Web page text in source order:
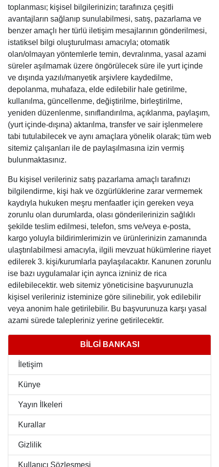
toplanması; kişisel bilgilerinizin; tarafınıza çeşitli
avantajların sağlanıp sunulabilmesi, satış, pazarlama ve
benzer amaçlı her türlü iletişim mesajlarının gönderilmesi,
istatiksel bilgi oluşturulması amacıyla; otomatik
olan/olmayan yöntemlerle temin, devralınma, yasal azami
süreler aşılmamak üzere öngörülecek süre ile yurt içinde
ve dışında yazılı/manyetik arşivlere kaydedilme,
depolanma, muhafaza, elde edilebilir hale getirilme,
kullanılma, güncellenme, değiştirilme, birleştirilme,
yeniden düzenlenme, sınıflandırılma, açıklanma, paylaşım,
(yurt içinde-dışına) aktarılma, transfer ve sair işlenmelere
tabi tutulabilecek ve aynı amaçlara yönelik olarak; tüm web
sitemiz çalışanları ile de paylaşılmasına izin vermiş
bulunmaktasınız.
Bu kişisel verileriniz satış pazarlama amaçlı tarafınızı
bilgilendirme, kişi hak ve özgürlüklerine zarar vermemek
kaydıyla hukuken meşru menfaatler için gereken veya
zorunlu olan durumlarda, olası gönderilerinizin sağlıklı
şekilde teslim edilmesi, telefon, sms ve/veya e-posta,
kargo yoluyla bildirimlerimizin ve ürünlerinizin zamanında
ulaştırılabilmesi amacıyla, ilgili mevzuat hükümlerine riayet
edilerek 3. kişi/kurumlarla paylaşılacaktır. Kanunen zorunlu
ise bazı uygulamalar için ayrıca izniniz de rica
edilebilecektir. web sitemiz yöneticisine başvurunuzla
kişisel verileriniz isteminize göre silinebilir, yok edilebilir
veya anonim hale getirilebilir. Bu başvurunuza karşı yasal
azami sürede talepleriniz yerine getirilecektir.
BİLGİ BANKASI
İletişim
Künye
Yayın İlkeleri
Kurallar
Gizlilik
Kullanıcı Sözleşmesi